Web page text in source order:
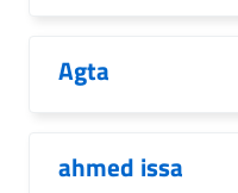
Agta
ahmed issa